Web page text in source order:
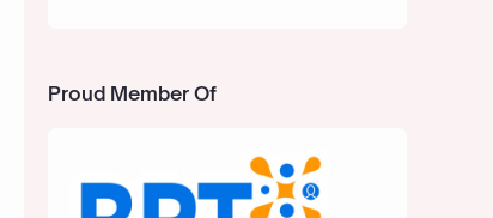
Proud Member Of